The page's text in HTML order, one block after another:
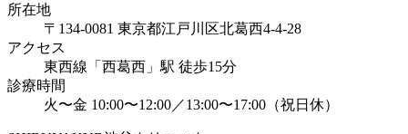
所在地
〒134-0081 東京都江戸川区北葛西4-4-28
アクセス
東西線「西葛西」駅 徒歩15分
診療時間
火〜金 10:00〜12:00／13:00〜17:00（祝日休）